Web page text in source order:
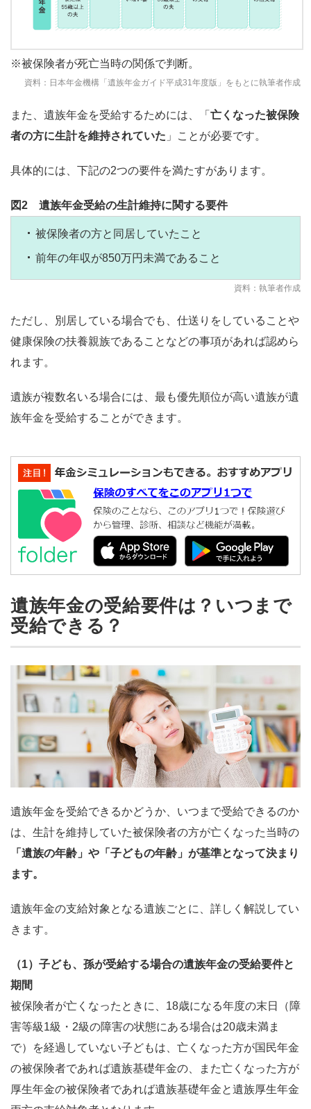
※被保険者が死亡当時の関係で判断。
資料：日本年金機構「遺族年金ガイド平成31年度版」をもとに執筆者作成
また、遺族年金を受給するためには、「 亡くなった被保険
者の方に生計を維持されていた 」ことが必要です。
具体的には、下記の2つの要件を満たすがあります。
図2 遺族年金受給の生計維持に関する要件
被保険者の方と同居していたこと
前年の年収が850万円未満であること
資料：執筆者作成
ただし、別居している場合でも、仕送りをしていることや
健康保険の扶養親族であることなどの事項があれば認めら
れます。
遺族が複数名いる場合には、最も優先順位が高い遺族が遺
族年金を受給することができます。
遺族年金の受給要件は？いつまで
受給できる？
遺族年金を受給できるかどうか、いつまで受給できるのか
は、生計を維持していた被保険者の方が亡くなった当時の
「遺族の年齢」や「子どもの年齢」が基準となって決まり
ます。
遺族年金の支給対象となる遺族ごとに、詳しく解説してい
きます。
（1）子ども、孫が受給する場合の遺族年金の受給要件と
期間
被保険者が亡くなったときに、18歳になる年度の末日（障
害等級1級・2級の障害の状態にある場合は20歳未満ま
で）を経過していない子どもは、亡くなった方が国民年金
の被保険者であれば遺族基礎年金の、また亡くなった方が
厚生年金の被保険者であれば遺族基礎年金と遺族厚生年金